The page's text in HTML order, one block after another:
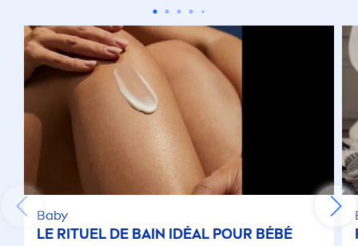
Baby
LE RITUEL DE BAIN IDÉAL POUR BÉBÉ